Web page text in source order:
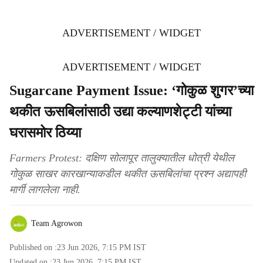
ADVERTISEMENT / WIDGET
ADVERTISEMENT / WIDGET
Sugarcane Payment Issue: ‘गोकुळ शुगर’च्या
थकीत ऊसबिलांसाठी उद्या कल्याणशेट्टी यांच्या
घरासमोर ठिय्या
Farmers Protest: दक्षिण सोलापूर तालुक्यातील धोत्री येथील
गोकुळ साखर कारखान्याकडील थकीत ऊसबिलांचा प्रश्न अद्यापही
मार्गी लागलेला नाही.
Team Agrowon
Published on :23 Jun 2026, 7:15 PM IST